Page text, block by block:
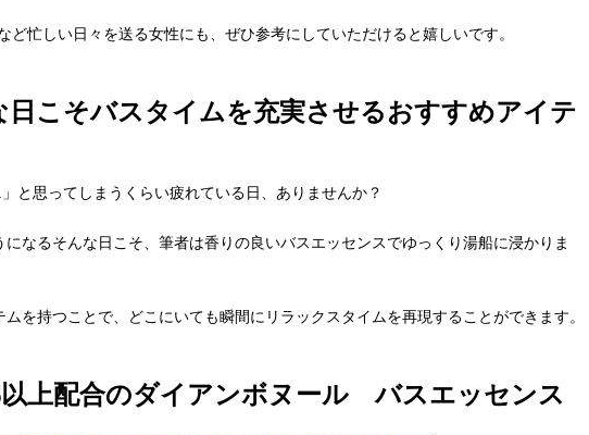
ど忙しい日々を送る女性にも、ぜひ参考にしていただけると嬉しいです。
こそバスタイムを充実させるおすすめアイテ
と思ってしまうくらい疲れている日、ありませんか？
なるそんな日こそ、筆者は香りの良いバスエッセンスでゆっくり湯船に浸かりま
を持つことで、どこにいても瞬間にリラックスタイムを再現することができます。
以上配合のダイアンボヌール バスエッセンス